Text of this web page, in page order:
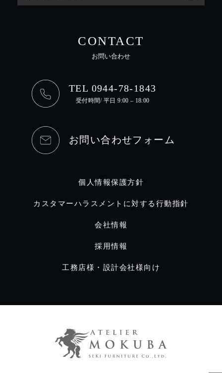
CONTACT
お問い合わせ
TEL 0944-78-1843
受付時間/ 平日 9:00 – 18:00
お問い合わせフォーム
個人情報保護方針
カスタマーハラスメントに対する行動指針
会社情報
採用情報
工務店様・設計会社様向け